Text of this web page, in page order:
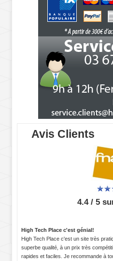
Avis Clients
4.4 / 5
High Tech Place c'est génial!
High Tech Place c'est un site très
superbe qualité, à un prix très
rapides et faciles. Je recommande à